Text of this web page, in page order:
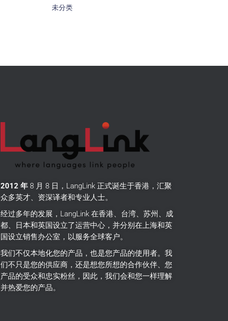
未分类
2012 年8 月 8 日，LangLink 正式诞生于香港，汇聚
众多英才、资深译者和专业人士。
经过多年的发展，LangLink 在香港、台湾、苏州、成
都、日本和英国设立了运营中心，并分别在上海和英
国设立销售办公室，以服务全球客户。
我们不仅本地化您的产品，也是您产品的使用者。 我
们不只是您的供应商，还是想您所想的合作伙伴、您
产品的受众和忠实粉丝，因此，我们会和您一样理解
并热爱您的产品。